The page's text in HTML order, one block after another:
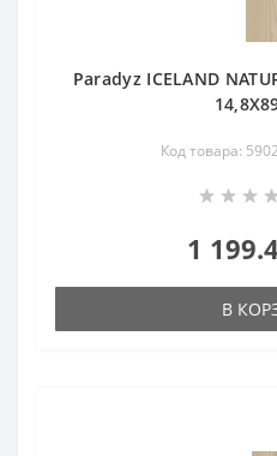
Paradyz ICELAND
Код товара:
1
В